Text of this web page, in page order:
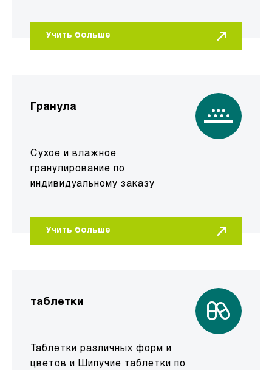
Учить больше
Гранула
Сухое и влажное
гранулирование по
индивидуальному заказу
Учить больше
таблетки
Таблетки различных форм и
цветов и Шипучие таблетки по